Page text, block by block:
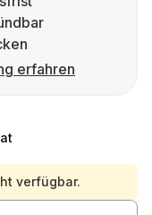
erfahren
verfügbar.